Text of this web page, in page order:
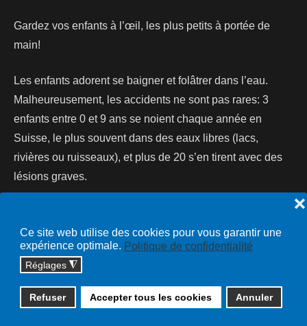
Ce site web utilise des cookies pour vous garantir une
expérience optimale. Politique de confidentialité
Réglages ◮
Refuser Accepter tous les cookies Annuler
❌
Gardez vos enfants à l’œil, les plus petits à portée de
main!
Les enfants adorent se baigner et folâtrer dans l’eau.
Malheureusement, les accidents ne sont pas rares: 3
enfants entre 0 et 9 ans se noient chaque année en
Suisse, le plus souvent dans des eaux libres (lacs,
rivières ou ruisseaux), et plus de 20 s’en tirent avec des
lésions graves.
Copyright © 2026 cossonay.ch - tous droits réservés | site :
solutions informatiques